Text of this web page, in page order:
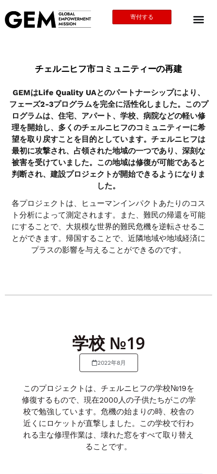
寄付する
チェルニヒフ市コミュニティーの再建
GEMはLife Quality UAとのパートナーシップにより、
フェーズ2-3プログラムを完全に活性化しました。このプ
ログラムは、住宅、アパート、学校、病院などの軽い修
理を開始し、多くのチェルニヒフのコミュニティーに希
望を取り戻すことを目的としています。チェルニヒフは
最初に攻撃され、占領された地域の一つであり、深刻な
被害を受けていました。この地域は修復が可能であると
判断され、建設プロジェクトが開始できるようになりま
した。
各プロジェクトは、ヒューマンインパクトあたりのコス
ト分析によって測定されます。また、難民の帰還を可能
にすることで、大規模な世界的難民危機を逆転させるこ
とができます。帰国することで、近隣地域や地域経済に
プラスの影響を与えることができるのです。
学校 №19
2022年8月
このプロジェクトは、チェルニヒフの学校№19を
修復するもので、現在2000人の子供たちがこの学
校で勉強しています。危機の始まりの時、校舎の
近くにロケットが直撃しました。この学校で行わ
れる主な修理作業は、壊れた窓をすべて取り替え
ることです。